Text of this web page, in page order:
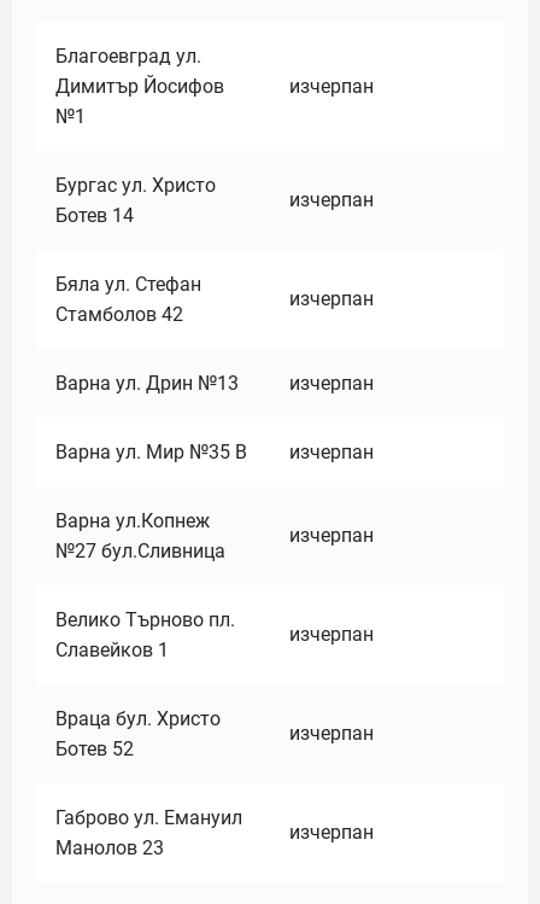
Благоевград ул.
Димитър Йосифов
№1
изчерпан
Бургас ул. Христо
Ботев 14
изчерпан
Бяла ул. Стефан
Стамболов 42
изчерпан
Варна ул. Дрин №13 изчерпан
Варна ул. Мир №35 В изчерпан
Варна ул.Копнеж
№27 бул.Сливница
изчерпан
Велико Търново пл.
Славейков 1
изчерпан
Враца бул. Христо
Ботев 52
изчерпан
Габрово ул. Емануил
Манолов 23
изчерпан